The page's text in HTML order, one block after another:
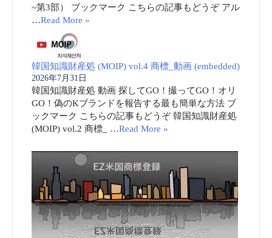
~第3部） ブックマーク こちらの記事もどうぞ アル
…Read More »
韓国知識財産処 (MOIP) vol.4 商標_動画 (embedded)
2026年7月31日
韓国知識財産処 動画 探してGO！撮ってGO！オリ
GO！偽のKブランドを報告する最も簡単な方法 ブ
ックマーク こちらの記事もどうぞ 韓国知識財産処
(MOIP) vol.2 商標_ …Read More »